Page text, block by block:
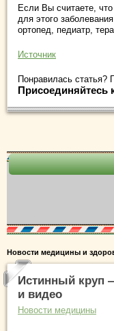
Если Вы считаете,
для этого
ортопед, педиатр,
Источник
Понравилась статья?
Присоединяйтесь
Новости медицины и
Истинный круп
и видео
Новости медицины